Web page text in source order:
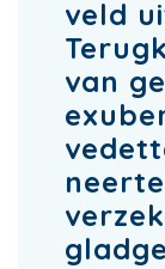
veld
van